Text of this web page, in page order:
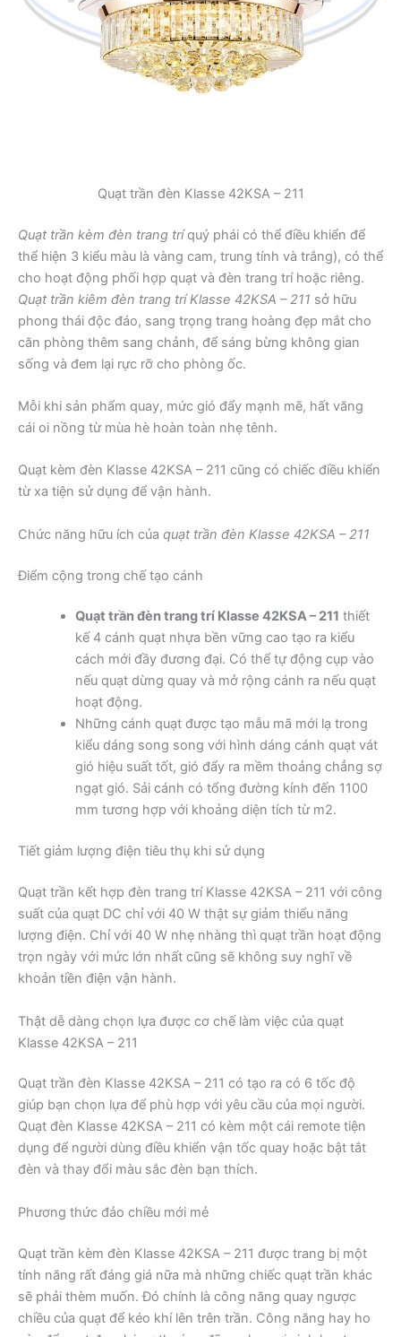
Quạt trần đèn Klasse 42KSA – 211
Quạt trần kèm đèn trang tríquý phái có thể điều khiển để
thể hiện 3 kiểu màu là vàng cam, trung tính và trắng), có thể
cho hoạt động phối hợp quạt và đèn trang trí hoặc riêng.
Quạt trần kiêm đèn trang trí Klasse 42KSA – 211 sở hữu
phong thái độc đáo, sang trọng trang hoàng đẹp mắt cho
căn phòng thêm sang chảnh, để sáng bừng không gian
sống và đem lại rực rỡ cho phòng ốc.
Mỗi khi sản phẩm quay, mức gió đẩy mạnh mẽ, hất văng
cái oi nồng từ mùa hè hoàn toàn nhẹ tênh.
Quạt kèm đèn Klasse 42KSA – 211 cũng có chiếc điều khiển
từ xa tiện sử dụng để vận hành.
Chức năng hữu ích của quạt trần đèn Klasse 42KSA – 211
Điểm cộng trong chế tạo cánh
Quạt trần đèn trang trí Klasse 42KSA – 211 thiết
kế 4 cánh quạt nhựa bền vững cao tạo ra kiểu
cách mới đầy đương đại. Có thể tự động cụp vào
nếu quạt dừng quay và mở rộng cánh ra nếu quạt
hoạt động.
Những cánh quạt được tạo mẫu mã mới lạ trong
kiểu dáng song song với hình dáng cánh quạt vát
gió hiệu suất tốt, gió đẩy ra mềm thoảng chẳng sợ
ngạt gió. Sải cánh có tổng đường kính đến 1100
mm tương hợp với khoảng diện tích từ m2.
Tiết giảm lượng điện tiêu thụ khi sử dụng
Quạt trần kết hợp đèn trang trí Klasse 42KSA – 211 với công
suất của quạt DC chỉ với 40 W thật sự giảm thiểu năng
lượng điện. Chỉ với 40 W nhẹ nhàng thì quạt trần hoạt động
trọn ngày với mức lớn nhất cũng sẽ không suy nghĩ về
khoản tiền điện vận hành.
Thật dễ dàng chọn lựa được cơ chế làm việc của quạt
Klasse 42KSA – 211
Quạt trần đèn Klasse 42KSA – 211 có tạo ra có 6 tốc độ
giúp bạn chọn lựa để phù hợp với yêu cầu của mọi người.
Quạt đèn Klasse 42KSA – 211 có kèm một cái remote tiện
dụng để người dùng điều khiển vận tốc quay hoặc bật tắt
đèn và thay đổi màu sắc đèn bạn thích.
Phương thức đảo chiều mới mẻ
Quạt trần kèm đèn Klasse 42KSA – 211 được trang bị một
tính năng rất đáng giá nữa mà những chiếc quạt trần khác
sẽ phải thèm muốn. Đó chính là công năng quay ngược
chiều của quạt để kéo khí lên trên trần. Công năng hay ho